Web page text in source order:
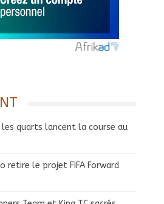
les quarts lancent la course au
retire le projet FIFA Forward